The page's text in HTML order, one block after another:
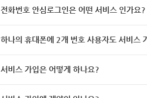
전화번호 안심로그인은 어떤 서비스 인가요?
하나의 휴대폰에 2개 번호 사용자도 서비스
서비스 가입은 어떻게 하나요?